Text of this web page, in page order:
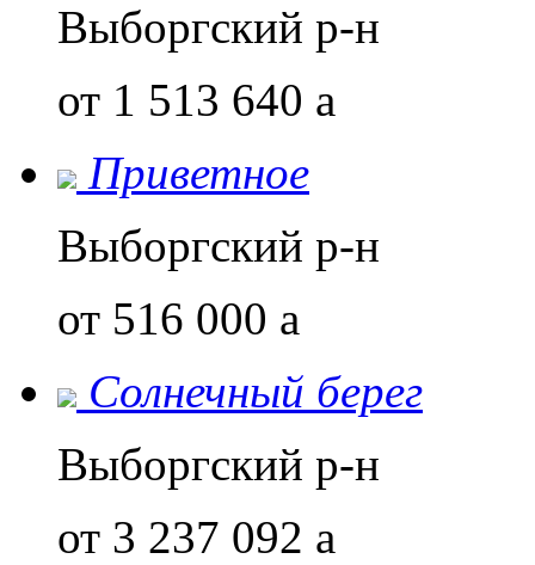
Выборгский р-н
от 1 513 640 a
Приветное
Выборгский р-н
от 516 000 a
Солнечный берег
Выборгский р-н
от 3 237 092 a